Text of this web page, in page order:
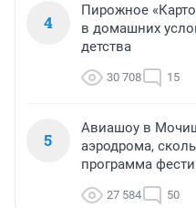
4
Пирожное
в домашних
детства
30 708 15
5
Авиашоу в
аэродрома,
программа
27 584 50